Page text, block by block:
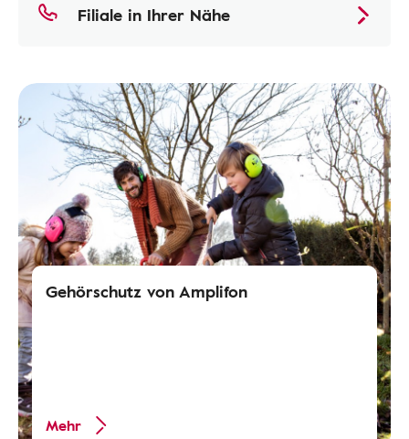
Filiale in Ihrer Nähe
Gehörschutz von Amplifon
Mehr